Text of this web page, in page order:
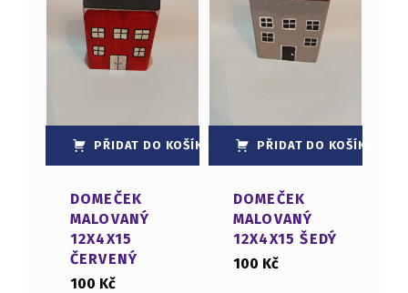
PŘIDAT DO KOŠÍKU
DOMEČEK
MALOVANÝ
12X4X15
ČERVENÝ
100 Kč
PŘIDAT DO KOŠÍKU
DOMEČEK
MALOVANÝ
12X4X15 ŠEDÝ
100 Kč